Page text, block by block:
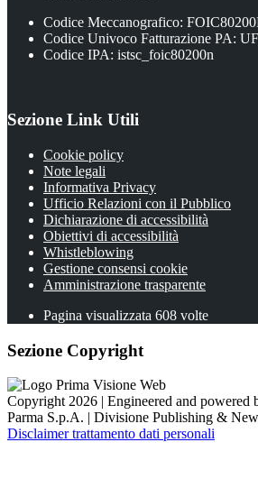
Codice Meccanografico:
Codice Univoco Fatturazione PA:
Codice IPA: istsc_foic80200n
Sezione Link Utili
Cookie policy
Note legali
Informativa Privacy
Ufficio Relazioni con il Pubblico
Dichiarazione di accessibilità
Obiettivi di accessibilità
Whistleblowing
Gestione consensi cookie
Amministrazione trasparente
Pagina visualizzata 608 volte
Sezione Copyright
Copyright 2026 | Engineered and powered
Parma S.p.A. | Divisione Publishing &
Disclaimer trattamento dati personali